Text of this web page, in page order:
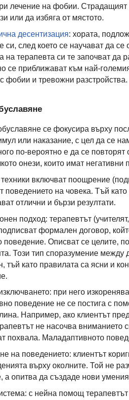
лечение на фобии.
или да избяга от мястото.
десентизация: хората,
си, след което се научават да се
терапевта си те започват да
се приближават към най-
фобии и тревожни разстройства.
се фокусира върху
или наказание, с цел да се
по-вероятно е да се повторят
онези, които имат негативни
включват поощрение
поведението на човека. Тъй
отлични и бързи резултати.
подход: терапевтът
формален договор,
поведение. Описват се целите,
Този тип споразумение
тъй като правилата са ясни и
при него
поведение не се постига с
Например, ако клиентът
не насочва вниманието
похвала. Маладаптивното
на поведението: клиентът
върху околните. Той не
а опитва да създаде нови
с нейна помощ